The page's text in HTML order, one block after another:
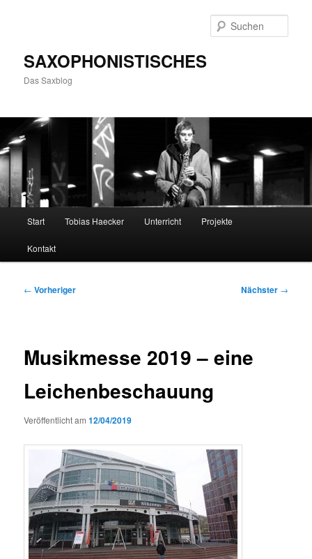
SAXOPHONISTISCHES
Das Saxblog
Start Tobias Haecker Unterricht Projekte
Kontakt
Beitragsnavigation
← Vorheriger Nächster →
Musikmesse 2019 – eine
Leichenbeschauung
Veröffentlicht am12/04/2019